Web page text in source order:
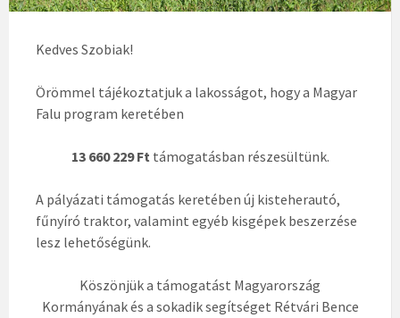
Kedves Szobiak!
Örömmel tájékoztatjuk a lakosságot, hogy a Magyar
Falu program keretében
13 660 229 Ft támogatásban részesültünk.
A pályázati támogatás keretében új kisteherautó,
fűnyíró traktor, valamint egyéb kisgépek beszerzése
lesz lehetőségünk.
Köszönjük a támogatást Magyarország
Kormányának és a sokadik segítséget Rétvári Bence